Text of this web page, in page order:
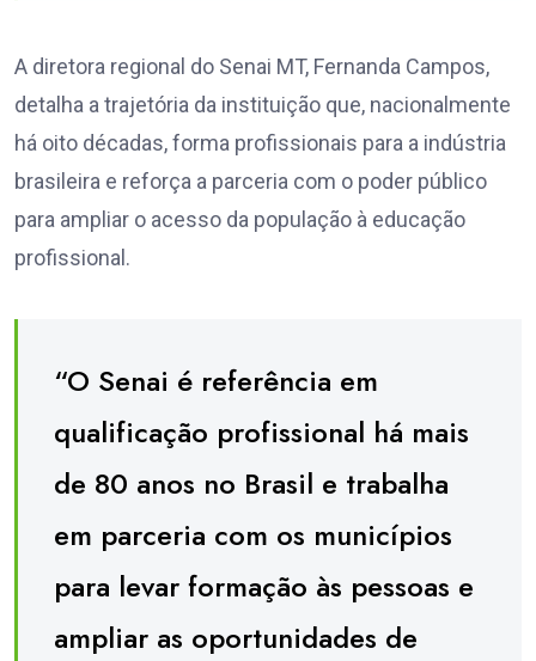
A diretora regional do Senai MT, Fernanda Campos,
detalha a trajetória da instituição que, nacionalmente
há oito décadas, forma profissionais para a indústria
brasileira e reforça a parceria com o poder público
para ampliar o acesso da população à educação
profissional.
“O Senai é referência em
qualificação profissional há mais
de 80 anos no Brasil e trabalha
em parceria com os municípios
para levar formação às pessoas e
ampliar as oportunidades de